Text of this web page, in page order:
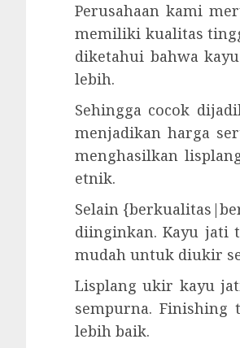
Perusahaan kami
memiliki kualitas
diketahui bahwa
lebih.
Sehingga cocok
menjadikan harga
menghasilkan
etnik.
Selain
diinginkan. Kayu jati
mudah untuk diukir
Lisplang ukir kayu
sempurna. Finishing
lebih baik.